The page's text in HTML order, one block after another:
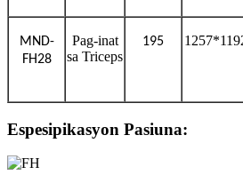
MND-
FH28
Pag-inat
sa Triceps
195
Espesipikasyon Pasiuna: